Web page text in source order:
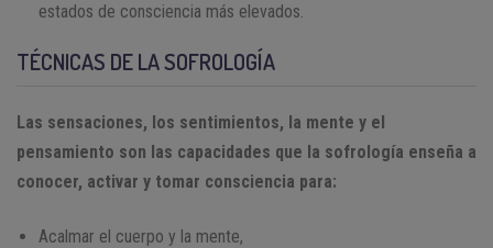
estados de consciencia más elevados.
TÉCNICAS DE LA SOFROLOGÍA
Las sensaciones, los sentimientos, la mente y el
pensamiento son las capacidades que la sofrología enseña a
conocer, activar y tomar consciencia para:
Acalmar el cuerpo y la mente,